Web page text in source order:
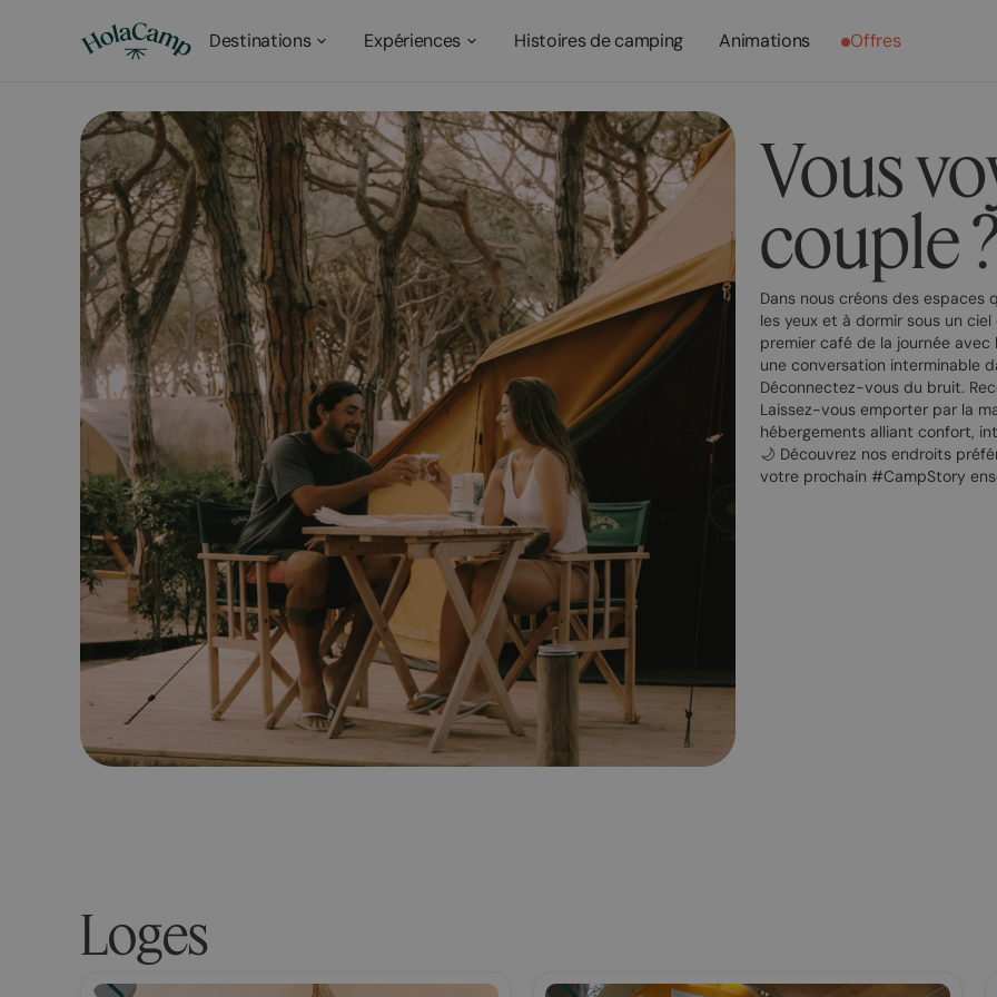
Destinations Expériences Histoires de camping Animations Offres
Vous
couple
Dans nous créons des espaces
les yeux et à dormir sous un
premier café de la journée
une conversation interminable
Déconnectez-vous du bruit.
Laissez-vous emporter par la
hébergements alliant confort,
🌙 Découvrez nos endroits
votre prochain #CampStory
Loges